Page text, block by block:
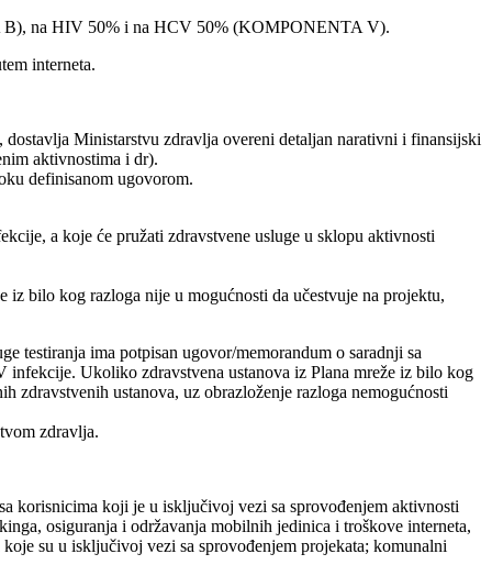
B), na HIV 50% i na HCV 50% (KOMPONENTA V).
interneta.
Ministarstvu zdravlja overeni detaljan narativni i finansijski
aktivnostima i dr).
definisanom ugovorom.
a koje će pružati zdravstvene usluge u sklopu aktivnosti
iz bilo kog razloga nije u mogućnosti da učestvuje na projektu,
testiranja ima potpisan ugovor/memorandum o saradnji sa
infekcije. Ukoliko zdravstvena ustanova iz Plana mreže iz bilo kog
zdravstvenih ustanova, uz obrazloženje razloga nemogućnosti
zdravlja.
korisnicima koji je u isključivoj vezi sa sprovođenjem aktivnosti
osiguranja i održavanja mobilnih jedinica i troškove interneta,
su u isključivoj vezi sa sprovođenjem projekata; komunalni